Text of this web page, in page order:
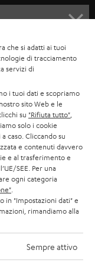
che si adatti ai tuoi
di tracciamento
servizi di
i tuoi dati e scopriamo
sito Web e le
su "Rifiuta tutto"
solo i cookie
caso. Cliccando su
e contenuti davvero
e al trasferimento e
SEE. Per una
ogni categoria
in "Impostazioni dati" e
rimandiamo alla
Sempre attivo